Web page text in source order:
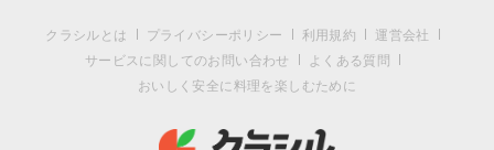
クラシルとは プライバシーポリシー 利用規約
運営会社
サービスに関してのお問い合わせ
よくある質問
おいしく安全に料理を楽しむために